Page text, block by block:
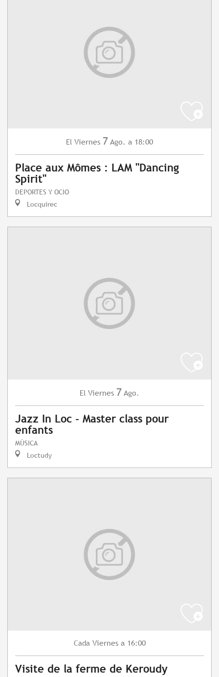
El Viernes 7 Ago. a 18:00
Place aux Mômes : LAM "Dancing
Spirit"
DEPORTES Y OCIO
Locquirec
El Viernes 7 Ago.
Jazz In Loc - Master class pour
enfants
MÚSICA
Loctudy
Cada Viernes a 16:00
Visite de la ferme de Keroudy